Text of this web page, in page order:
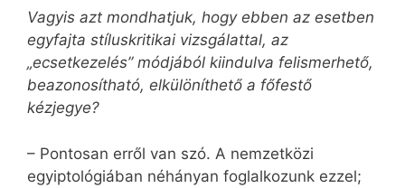
Vagyis azt mondhatjuk, hogy ebben az esetben
egyfajta stíluskritikai vizsgálattal, az
„ecsetkezelés” módjából kiindulva felismerhető,
beazonosítható, elkülöníthető a főfestő
kézjegye?
– Pontosan erről van szó. A nemzetközi
egyiptológiában néhányan foglalkozunk ezzel;